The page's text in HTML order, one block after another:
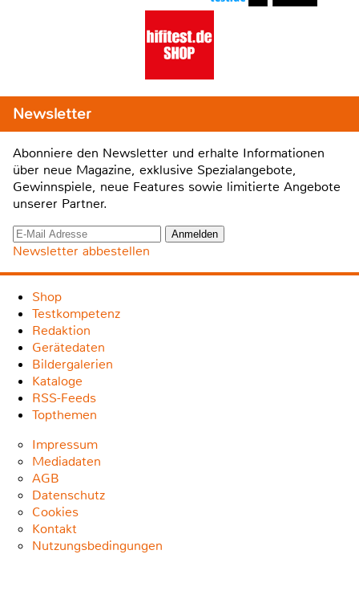
Newsletter
Abonniere den Newsletter und erhalte Informationen
über neue Magazine, exklusive Spezialangebote,
Gewinnspiele, neue Features sowie limitierte Angebote
unserer Partner.
Newsletter abbestellen
Shop
Testkompetenz
Redaktion
Gerätedaten
Bildergalerien
Kataloge
RSS-Feeds
Topthemen
Impressum
Mediadaten
AGB
Datenschutz
Cookies
Kontakt
Nutzungsbedingungen